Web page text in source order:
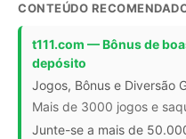
CONTEÚDO
t111.com — Bônus de
depósito
Jogos, Bônus e Diversão
Mais de 3000 jogos e
Junte-se a mais de